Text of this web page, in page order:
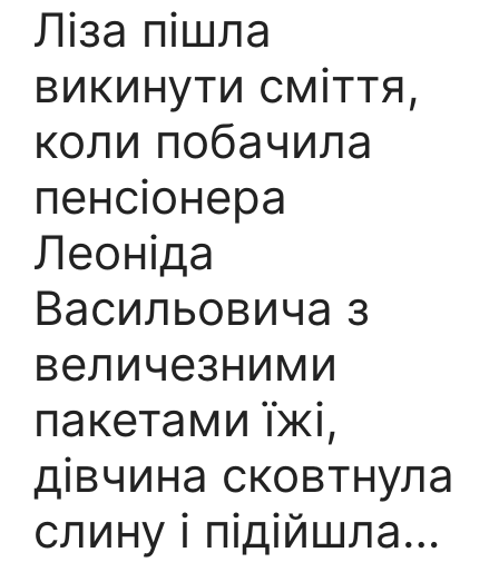
Ліза пішла
викинути сміття,
коли побачила
пенсіонера
Леоніда
Васильовича з
величезними
пакетами їжі,
дівчина сковтнула
слину і підійшла…